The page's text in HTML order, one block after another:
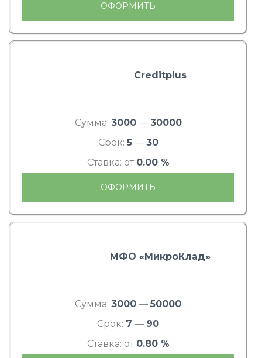
ОФОРМИТЬ
Creditplus
Сумма: 3000— 30000
Срок: 5— 30
Ставка: от 0.00 %
ОФОРМИТЬ
МФО «МикроКлад»
Сумма: 3000 — 50000
Срок: 7 — 90
Ставка: от 0.80 %